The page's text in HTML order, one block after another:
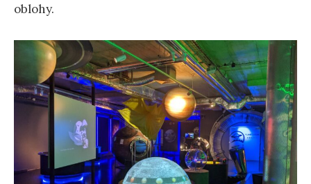
oblohy.